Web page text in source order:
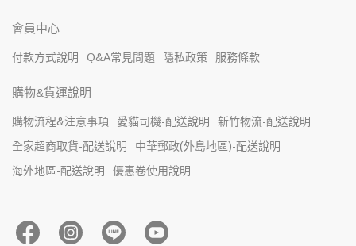
會員中心
付款方式說明 Q&A常見問題 隱私政策 服務條款
購物&貨運說明
購物流程&注意事項 愛貓司機-配送說明
新竹物流-配送說明
全家超商取貨-配送說明
中華郵政(外島地區)-配送說明
海外地區-配送說明
優惠卷使用說明